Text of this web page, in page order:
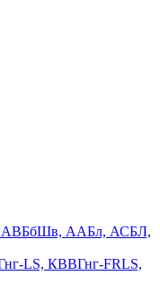
ААБл, АСБЛ,
LS, КВВГнг-FRLS,